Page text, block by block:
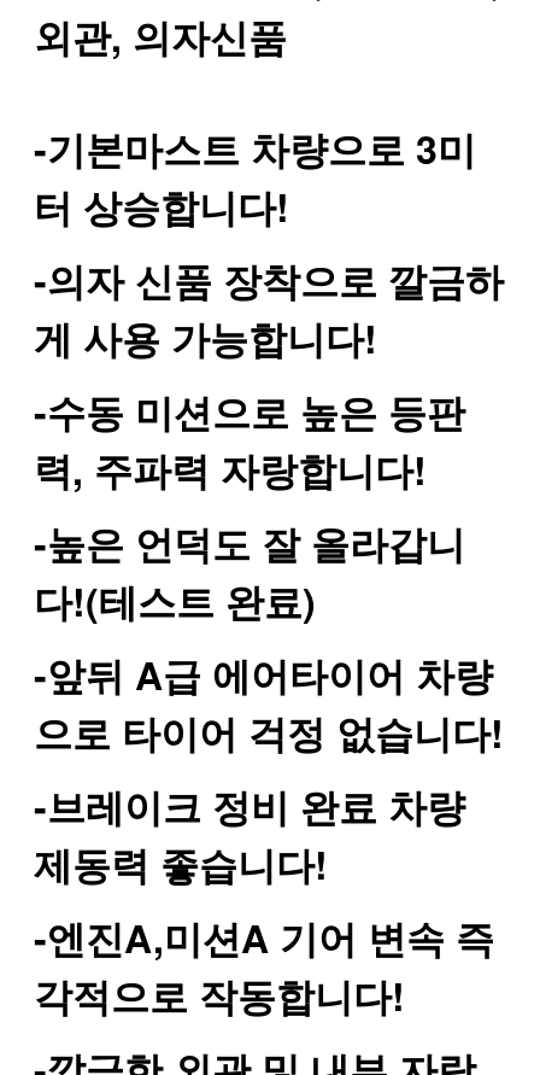
외관, 의자신품
-기본마스트 차량으로 3미
터 상승합니다!
-의자 신품 장착으로 깔금하
게 사용 가능합니다!
-수동 미션으로 높은 등판
력, 주파력 자랑합니다!
-높은 언덕도 잘 올라갑니
다!(테스트 완료)
-앞뒤 A급 에어타이어 차량
으로 타이어 걱정 없습니다!
-브레이크 정비 완료 차량
제동력 좋습니다!
-엔진A,미션A 기어 변속 즉
각적으로 작동합니다!